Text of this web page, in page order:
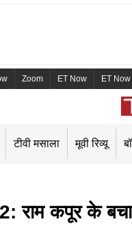
Zoom ET Now ET
टीवी मसाला मूवी रिव्यू
राम कपूर के